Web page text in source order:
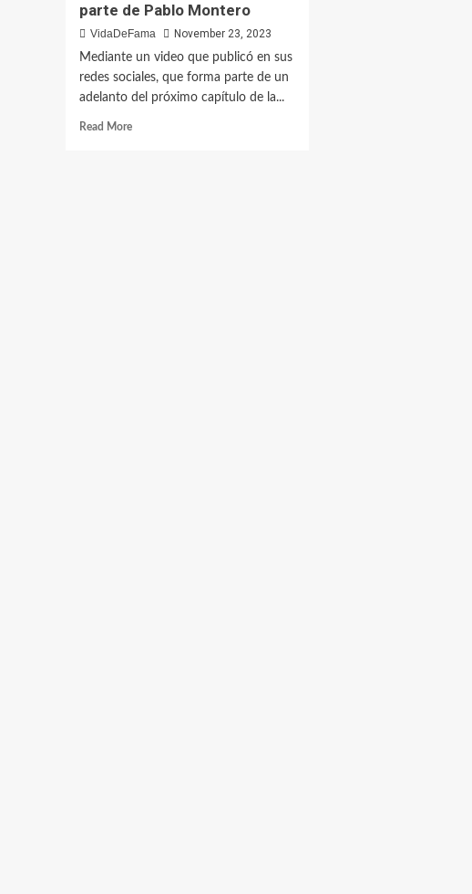
parte de Pablo Montero
VidaDeFama
November 23, 2023
Mediante un video que publicó en sus
redes sociales, que forma parte de un
adelanto del próximo capítulo de la...
Read More